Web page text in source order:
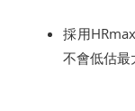
採用
不會低估最